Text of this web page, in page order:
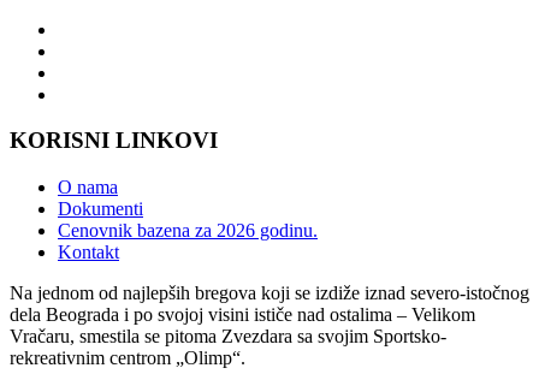
KORISNI LINKOVI
O nama
Dokumenti
Cenovnik bazena za 2026 godinu.
Kontakt
Na jednom od najlepših bregova koji se izdiže iznad severo-istočnog
dela Beograda i po svojoj visini ističe nad ostalima – Velikom
Vračaru, smestila se pitoma Zvezdara sa svojim Sportsko-
rekreativnim centrom „Olimp“.